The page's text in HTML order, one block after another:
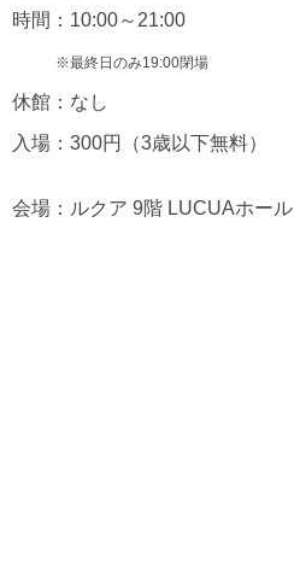
時間：10:00～21:00
※最終日のみ19:00閉場
休館：なし
入場：300円（3歳以下無料）
会場：ルクア 9階 LUCUAホール